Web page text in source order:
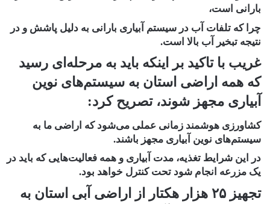
بارانی است،
چرا که تلفات آب در سیستم آبیاری بارانی به دلیل پاشش و در
نتیجه تبخیر آب بالا است.
غریب با تاکید بر اینکه باید به مرحله‌ای رسید
که همه اراضی استان به سیستم‌های نوین
آبیاری مجهز شوند، تصریح کرد:
کشاورزی هوشمند زمانی عملی می‌شود که اراضی ما به
سیستم‌های نوین آبیاری مجهز باشند.
در این شرایط تغذیه، مدت آبیاری و همه فعالیت‌هایی که باید در
یک مزرعه انجام شود تحت کنترل خواهد بود.
تجهیز ۲۵ هزار هکتار از اراضی آبی استان به